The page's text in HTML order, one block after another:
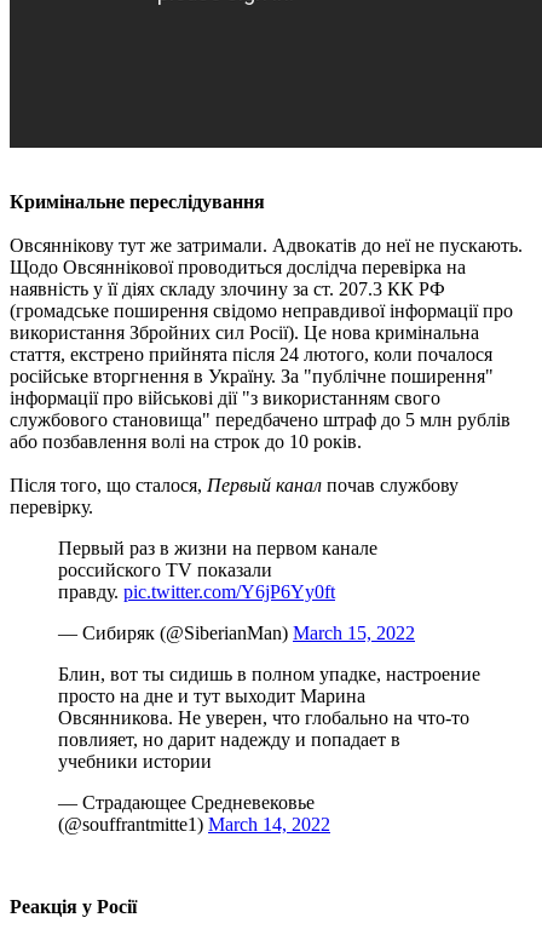
Кримінальне переслідування
Овсяннікову тут же затримали. Адвокатів до неї не пускають.
Щодо Овсяннікової проводиться дослідча перевірка на
наявність у її діях складу злочину за ст. 207.3 КК РФ
(громадське поширення свідомо неправдивої інформації про
використання Збройних сил Росії). Це нова кримінальна
стаття, екстрено прийнята після 24 лютого, коли почалося
російське вторгнення в Україну. За "публічне поширення"
інформації про військові дії "з використанням свого
службового становища" передбачено штраф до 5 млн рублів
або позбавлення волі на строк до 10 років.
Після того, що сталося, Первый канал почав службову
перевірку.
Первый раз в жизни на первом канале
российского TV показали
правду. pic.twitter.com/Y6jP6Yy0ft
— Сибиряк (@SiberianMan) March 15, 2022
Блин, вот ты сидишь в полном упадке, настроение
просто на дне и тут выходит Марина
Овсянникова. Не уверен, что глобально на что-то
повлияет, но дарит надежду и попадает в
учебники истории
— Страдающее Средневековье
(@souffrantmitte1) March 14, 2022
Реакція у Росії